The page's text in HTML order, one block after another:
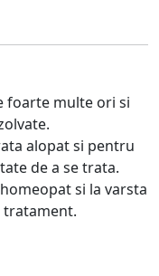
foarte multe ori si
alopat si pentru
de a se trata.
si la varsta
tratament.